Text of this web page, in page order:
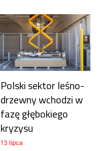
Polski sektor leśno-
drzewny wchodzi w
fazę głębokiego
kryzysu
13 lipca